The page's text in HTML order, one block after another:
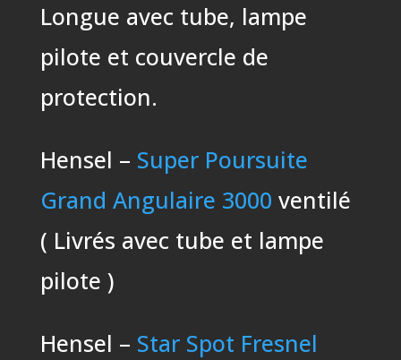
Longue avec tube, lampe
pilote et couvercle de
protection.
Hensel – Super Poursuite
Grand Angulaire 3000 ventilé
( Livrés avec tube et lampe
pilote )
Hensel – Star Spot Fresnel